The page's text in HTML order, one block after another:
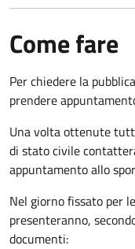
Come fare
Per chiedere la
prendere
Una volta ottenute
di stato civile
appuntamento allo
Nel giorno fissato per
presenteranno,
documenti: